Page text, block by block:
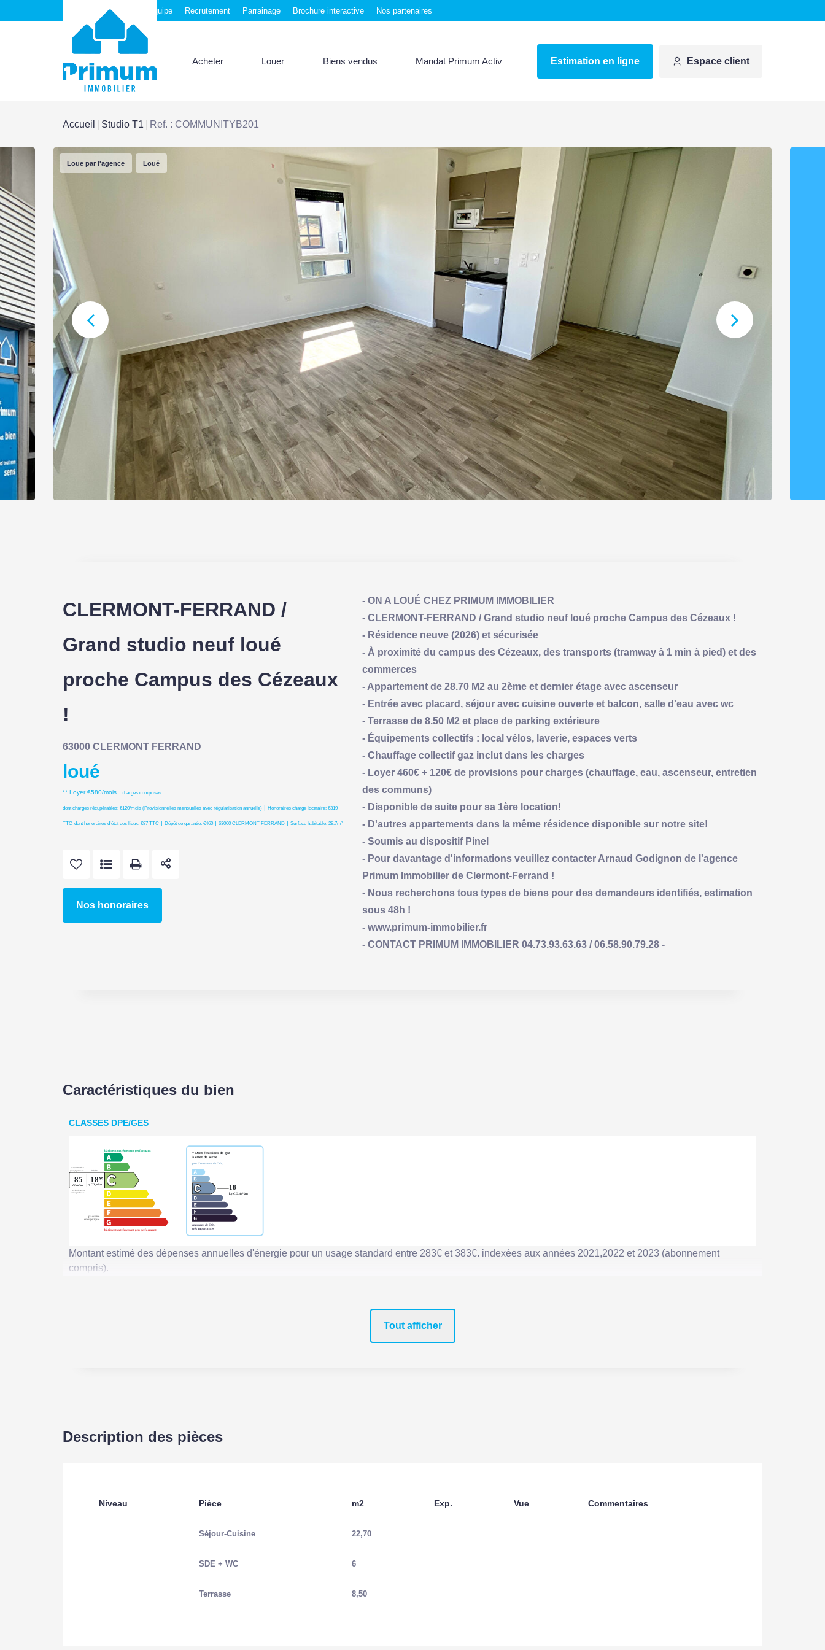
Nos agences Notre équipe Recrutement Parrainage Brochure interactive Nos partenaires
Acheter Louer Biens vendus Mandat Primum Activ Estimation en ligne Espace client
Accueil Studio T1 Ref. : COMMUNITYB201
Loue par l'agence Loué
CLERMONT-FERRAND /
Grand studio neuf loué
proche Campus des Cézeaux
!
63000 CLERMONT FERRAND
loué
** Loyer €580/mois charges comprises
dont charges récupérables: €120/mois (Provisionnelles mensuelles avec régularisation annuelle) | Honoraires charge locataire: €319
TTC dont honoraires d'état des lieux: €87 TTC | Dépôt de garantie: €460 | 63000 CLERMONT FERRAND | Surface habitable: 28.7m²
Nos honoraires
- ON A LOUÉ CHEZ PRIMUM IMMOBILIER
- CLERMONT-FERRAND / Grand studio neuf loué proche Campus des Cézeaux !
- Résidence neuve (2026) et sécurisée
- À proximité du campus des Cézeaux, des transports (tramway à 1 min à pied) et des
commerces
- Appartement de 28.70 M2 au 2ème et dernier étage avec ascenseur
- Entrée avec placard, séjour avec cuisine ouverte et balcon, salle d'eau avec wc
- Terrasse de 8.50 M2 et place de parking extérieure
- Équipements collectifs : local vélos, laverie, espaces verts
- Chauffage collectif gaz inclut dans les charges
- Loyer 460€ + 120€ de provisions pour charges (chauffage, eau, ascenseur, entretien
des communs)
- Disponible de suite pour sa 1ère location!
- D'autres appartements dans la même résidence disponible sur notre site!
- Soumis au dispositif Pinel
- Pour davantage d'informations veuillez contacter Arnaud Godignon de l'agence
Primum Immobilier de Clermont-Ferrand !
- Nous recherchons tous types de biens pour des demandeurs identifiés, estimation
sous 48h !
- www.primum-immobilier.fr
- CONTACT PRIMUM IMMOBILIER 04.73.93.63.63 / 06.58.90.79.28 -
Caractéristiques du bien
CLASSES DPE/GES
Montant estimé des dépenses annuelles d'énergie pour un usage standard entre 283€ et 383€. indexées aux années 2021,2022 et 2023 (abonnement
compris).
Tout afficher
Description des pièces
Niveau Pièce m2 Exp. Vue Commentaires
Séjour-Cuisine 22,70
SDE + WC 6
Terrasse 8,50